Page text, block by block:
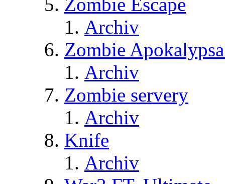
Archiv
Zombie
Archiv
Zombie servery
Archiv
Knife
Archiv